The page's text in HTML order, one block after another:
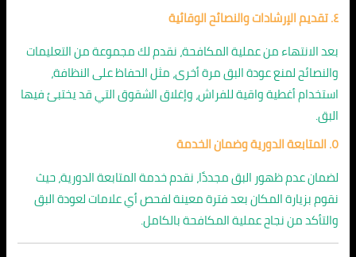
٤. تقديم الإرشادات والنصائح الوقائية
بعد الانتهاء من عملية المكافحة، نقدم لك مجموعة من التعليمات
والنصائح لمنع عودة البق مرة أخرى، مثل الحفاظ على النظافة،
استخدام أغطية واقية للفراش، وإغلاق الشقوق التي قد يختبئ فيها
البق.
٥. المتابعة الدورية وضمان الخدمة
لضمان عدم ظهور البق مجددًا، نقدم خدمة المتابعة الدورية، حيث
نقوم بزيارة المكان بعد فترة معينة لفحص أي علامات لعودة البق
والتأكد من نجاح عملية المكافحة بالكامل.